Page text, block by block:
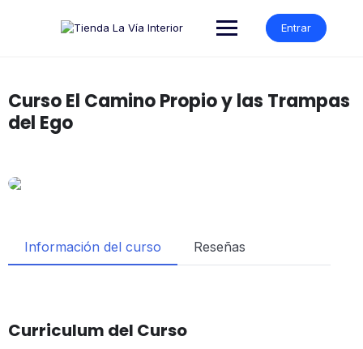
Entrar
Curso El Camino Propio y las Trampas
del Ego
Información del curso Reseñas
Curriculum del Curso